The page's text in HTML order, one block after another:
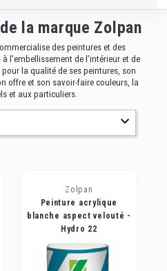
la marque Zolpan
des peintures et des
l’embellissement de l’intérieur et de
pour la qualité de ses peintures, son
offre et son savoir-faire couleurs, la
et aux particuliers.
Zolpan
Peinture acrylique
blanche aspect velouté -
Hydro 22